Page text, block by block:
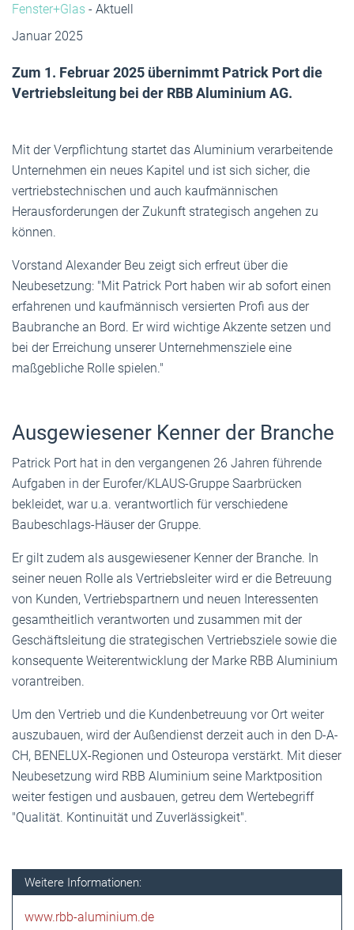
Fenster+Glas - Aktuell
Januar 2025
Zum 1. Februar 2025 übernimmt Patrick Port die
Vertriebsleitung bei der RBB Aluminium AG.
Mit der Verpflichtung startet das Aluminium verarbeitende
Unternehmen ein neues Kapitel und ist sich sicher, die
vertriebstechnischen und auch kaufmännischen
Herausforderungen der Zukunft strategisch angehen zu
können.
Vorstand Alexander Beu zeigt sich erfreut über die
Neubesetzung: "Mit Patrick Port haben wir ab sofort einen
erfahrenen und kaufmännisch versierten Profi aus der
Baubranche an Bord. Er wird wichtige Akzente setzen und
bei der Erreichung unserer Unternehmensziele eine
maßgebliche Rolle spielen."
Ausgewiesener Kenner der Branche
Patrick Port hat in den vergangenen 26 Jahren führende
Aufgaben in der Eurofer/KLAUS-Gruppe Saarbrücken
bekleidet, war u.a. verantwortlich für verschiedene
Baubeschlags-Häuser der Gruppe.
Er gilt zudem als ausgewiesener Kenner der Branche. In
seiner neuen Rolle als Vertriebsleiter wird er die Betreuung
von Kunden, Vertriebspartnern und neuen Interessenten
gesamtheitlich verantworten und zusammen mit der
Geschäftsleitung die strategischen Vertriebsziele sowie die
konsequente Weiterentwicklung der Marke RBB Aluminium
vorantreiben.
Um den Vertrieb und die Kundenbetreuung vor Ort weiter
auszubauen, wird der Außendienst derzeit auch in den D-A-
CH, BENELUX-Regionen und Osteuropa verstärkt. Mit dieser
Neubesetzung wird RBB Aluminium seine Marktposition
weiter festigen und ausbauen, getreu dem Wertebegriff
"Qualität. Kontinuität und Zuverlässigkeit".
Weitere Informationen:
www.rbb-aluminium.de